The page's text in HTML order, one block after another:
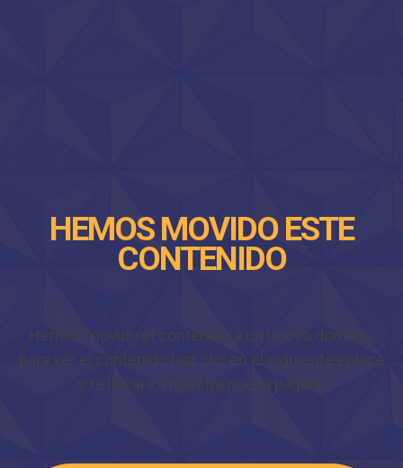
HEMOS MOVIDO ESTE
CONTENIDO
Hemos movido el contenido a un nuevo dominio,
para ver el contenido haz clic en el siguiente enlace
y te llevará a nuestra nueva página.